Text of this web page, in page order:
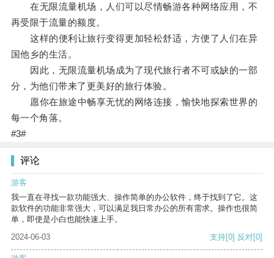
在无限流量机场，人们可以尽情畅游各种网络应用，不
再受限于流量的额度。
这样的便利让旅行变得更加轻松舒适，方便了人们在异
国他乡的生活。
因此，无限流量机场成为了现代旅行者不可或缺的一部
分，为他们带来了更美好的旅行体验。
愿你在旅途中畅享无忧的网络连接，愉快地探索世界的
每一个角落。
#3#
评论
游客
我一直在寻找一款功能强大、操作简单的办公软件，终于找到了它。这
款软件的功能非常强大，可以满足我日常办公的所有需求。操作也很简
单，即使是小白也能快速上手。
2024-06-03
支持[0] 反对[0]